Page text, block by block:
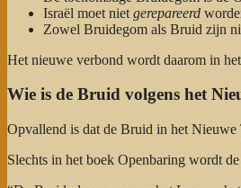
Israël moet niet gerepareerd
Zowel Bruidegom als Bruid zijn
Het nieuwe verbond wordt daarom in
Wie is de Bruid volgens het
Opvallend is dat de Bruid in het Nieuwe
Slechts in het boek Openbaring wordt